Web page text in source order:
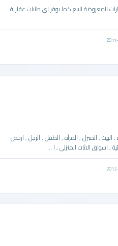
المعروضة للبيع كما يوفر اى طلبات عقارية
المنزل , المرأة , الطفل , الرجل , ارخص
الاثاث المنزلي , ا ...